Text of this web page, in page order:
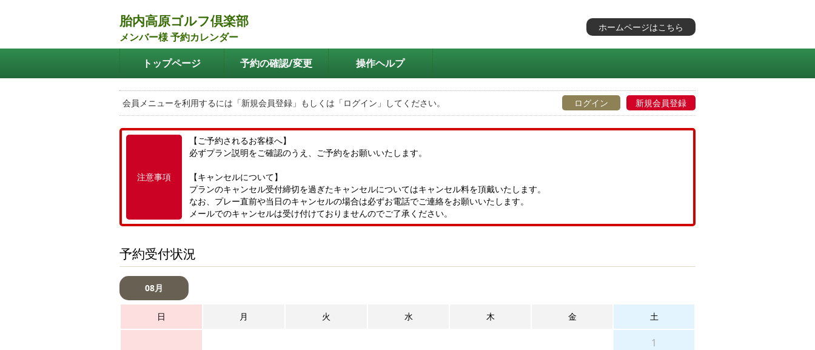
胎内高原ゴルフ倶楽部
メンバー様 予約カレンダー
ホームページはこちら
トップページ 予約の確認/変更 操作ヘルプ
会員メニューを利用するには「新規会員登録」もしくは「ログイン」してください。 新規会員登録
ログイン
注意事項
【ご予約されるお客様へ】
必ずプラン説明をご確認のうえ、ご予約をお願いいたします。
【キャンセルについて】
プランのキャンセル受付締切を過ぎたキャンセルについてはキャンセル料を頂戴いたします。
なお、プレー直前や当日のキャンセルの場合は必ずお電話でご連絡をお願いいたします。
メールでのキャンセルは受け付けておりませんのでご了承ください。
予約受付状況
08月
日 月 火 水 木 金 土
1